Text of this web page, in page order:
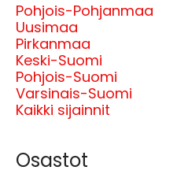
Pohjois-Pohjanmaa
Uusimaa
Pirkanmaa
Keski-Suomi
Pohjois-Suomi
Varsinais-Suomi
Kaikki sijainnit
Osastot